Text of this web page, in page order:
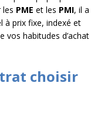
les PME et les PMI, il a
à prix fixe, indexé et
vos habitudes d’achat
choisir